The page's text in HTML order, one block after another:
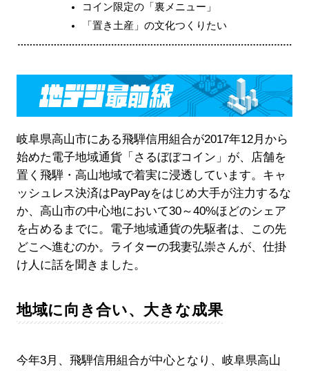
コイン限定の「裏メニュー」
「置き土産」の文化つくりたい
岐阜県高山市にある飛騨信用組合が2017年12月から
始めた電子地域通貨「さるぼぼコイン」が、店舗を
置く飛騨・高山地域で着実に浸透しています。キャ
ッシュレス決済はPayPayをはじめ大手が注力するな
か、高山市の中心地において30～40%ほどのシェア
を占めるまでに。電子地域通貨の先駆者は、この先
どこへ進むのか。ライターの我妻弘崇さんが、仕掛
け人に話を聞きました。
地域に向き合い、大きな成果
今年3月、飛騨信用組合が中心となり、岐阜県高山